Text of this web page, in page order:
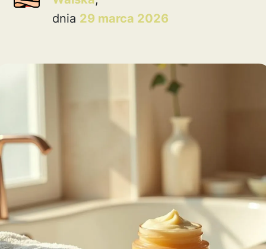
dnia 29 marca 2026